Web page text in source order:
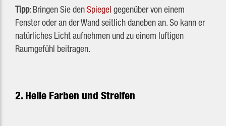
Tipp: Bringen Sie denSpiegel gegenüber von einem
Fenster oder an der Wand seitlich daneben an. So kann er
natürliches Licht aufnehmen und zu einem luftigen
Raumgefühl beitragen.
2. Helle Farben und Streifen